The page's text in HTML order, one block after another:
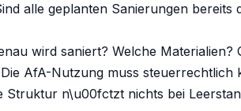
alle geplanten Sanierungen
wird saniert? Welche
AfA-Nutzung muss steuerrechtlich
Struktur n\u00fctzt nichts bei